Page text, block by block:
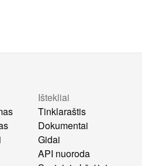
Ištekliai
Tinklaraštis
Dokumentai
Gidai
API nuoroda